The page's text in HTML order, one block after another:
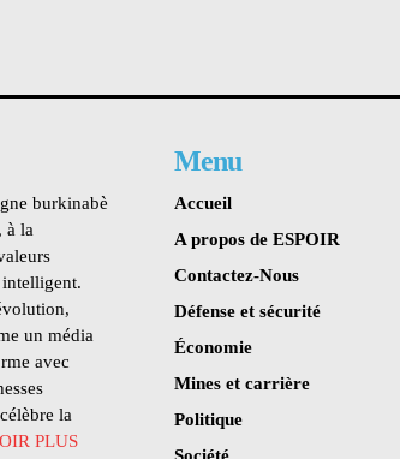
burkinabè
à la
intelligent.
un média
avec
la
PLUS
Menu
Accueil
A propos de ESPOIR
Contactez-Nous
Défense et sécurité
Économie
Mines et carrière
Politique